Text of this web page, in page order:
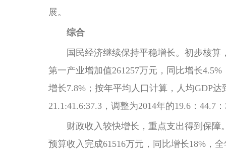
展。
综合
国民经济继续保持平稳增长。初步核算，
第一产业增加值261257万元，同比增长
增长7.8%；按年平均人口计算，人均GDP
21.1:41.6:37.3，调整为2014年的19.6：
财政收入较快增长，重点支出得到保障。
预算收入完成61516万元，同比增长18%，